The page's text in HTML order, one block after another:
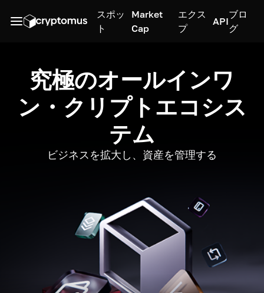
スポッ
ト
Market
Cap
エクス
プ
API
ブロ
グ
究極のオールインワ
ン・クリプトエコシス
テム
ビジネスを拡大し、資産を管理する